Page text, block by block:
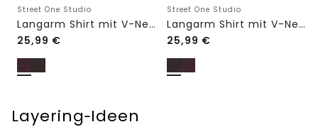
Street One Studio
Langarm Shirt mit V-Neck und Spitze
25,99 €
Street One Studio
Langarm Shirt mit V-Neck und Spitze
25,99 €
Layering‑Ideen